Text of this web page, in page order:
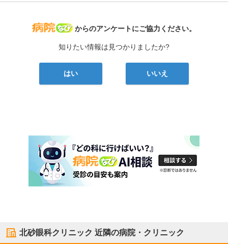
病院なび
からのアンケートにご協力ください。
知りたい情報は見つかりましたか?
はい いいえ
北砂眼科クリニック 近隣の病院・クリニック